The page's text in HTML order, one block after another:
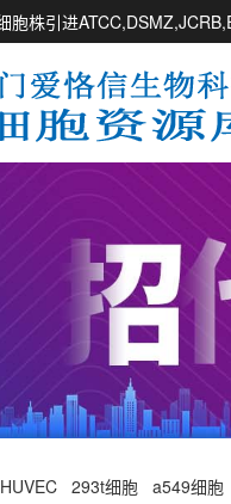
胞株引进
HUVEC 293t细胞 a549细胞